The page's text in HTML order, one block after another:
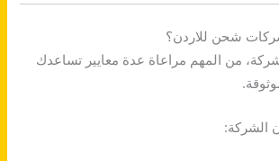
شحن للاردن؟
من المهم مراعاة عدة معايير تساعدك
الشركة: